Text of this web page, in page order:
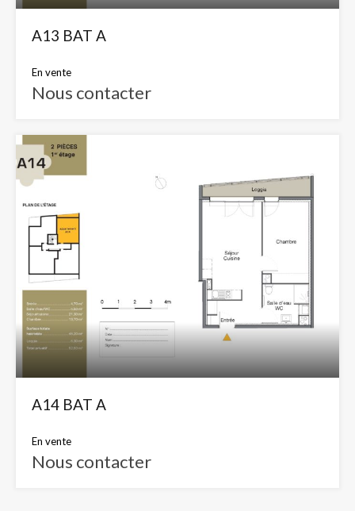
A13 BAT A
En vente
Nous contacter
A14 BAT A
En vente
Nous contacter